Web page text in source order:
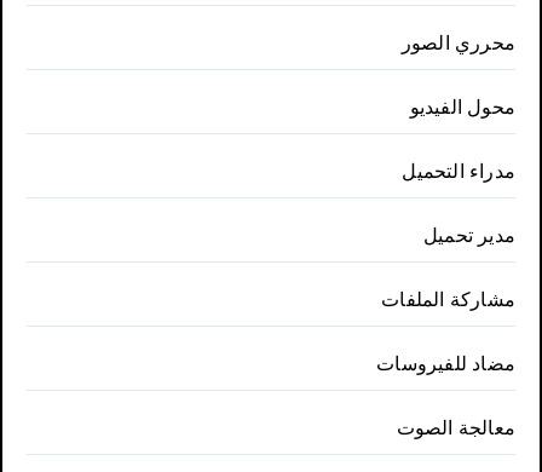
محرري الصور
محول الفيديو
مدراء التحميل
مدير تحميل
مشاركة الملفات
مضاد للفيروسات
معالجة الصوت